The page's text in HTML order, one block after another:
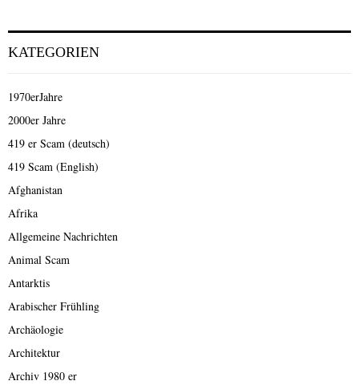
KATEGORIEN
1970erJahre
2000er Jahre
419 er Scam (deutsch)
419 Scam (English)
Afghanistan
Afrika
Allgemeine Nachrichten
Animal Scam
Antarktis
Arabischer Frühling
Archäologie
Architektur
Archiv 1980 er